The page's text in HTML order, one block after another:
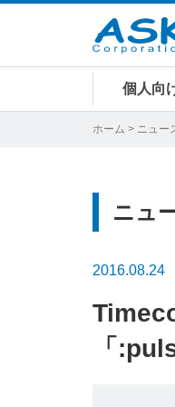
個人向
ホーム > ニュー
ニュ
2016.08.24
「